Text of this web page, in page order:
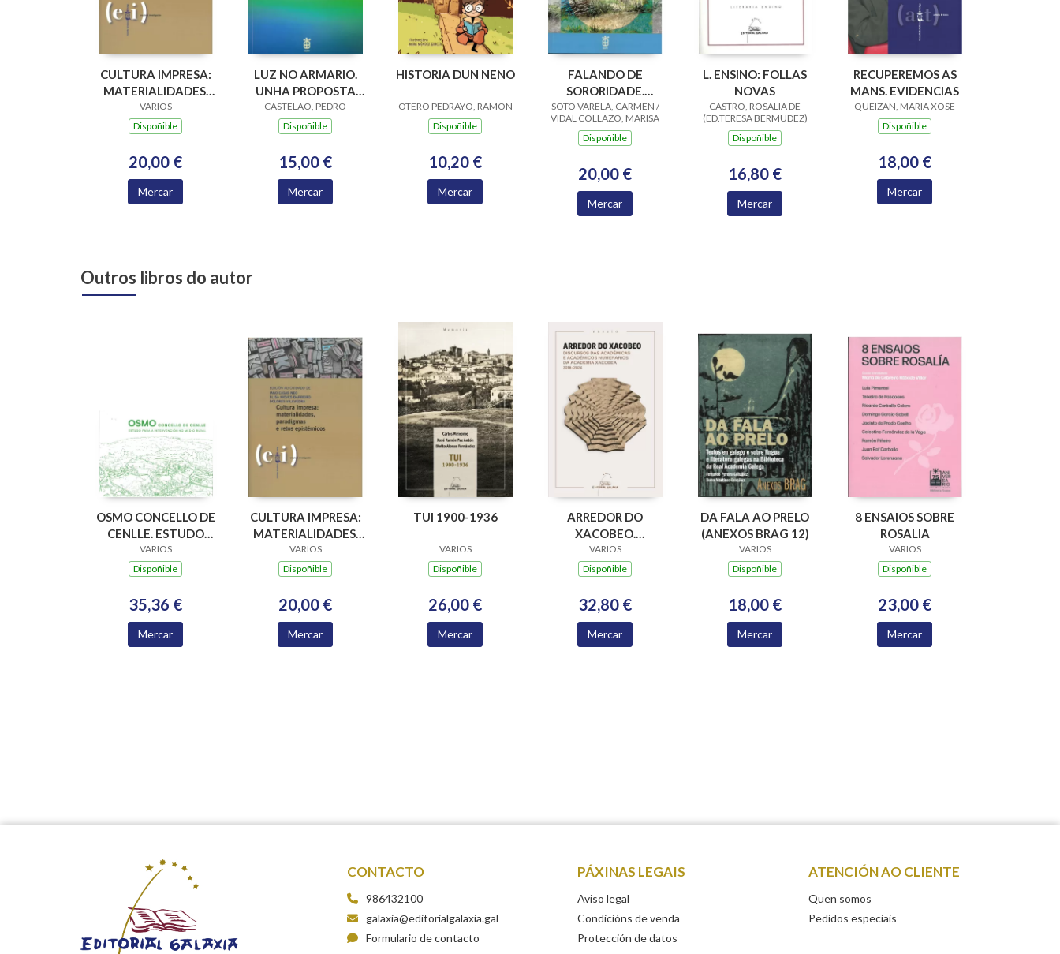
CULTURA IMPRESA:
MATERIALIDADES,
PARADIGMAS E
RETOS EPISTÉMICOS
VARIOS
Dispoñible
20,00 €
Mercar
LUZ NO ARMARIO.
UNHA PROPOSTA
PARA SUPERAR A
HOMOFOBIA E A
IGREXA
CASTELAO, PEDRO
Dispoñible
15,00 €
Mercar
HISTORIA DUN NENO
OTERO PEDRAYO, RAMON
Dispoñible
10,20 €
Mercar
FALANDO DE
SORORIDADE.
ENCONTRO CON
PILAR WIRTZ
MOLEZUN
SOTO VARELA, CARMEN /
VIDAL COLLAZO, MARISA
Dispoñible
20,00 €
Mercar
L. ENSINO: FOLLAS
NOVAS
CASTRO, ROSALIA DE
(ED.TERESA BERMUDEZ)
Dispoñible
16,80 €
Mercar
RECUPEREMOS AS
MANS. EVIDENCIAS
QUEIZAN, MARIA XOSE
Dispoñible
18,00 €
Mercar
Outros libros do autor
OSMO CONCELLO DE
CENLLE. ESTUDO
PARA A
INTERVENCION NO
VARIOS
Dispoñible
35,36 €
Mercar
CULTURA IMPRESA:
MATERIALIDADES,
PARADIGMAS E
RETOS EPISTÉMICOS
VARIOS
Dispoñible
20,00 €
Mercar
TUI 1900-1936
VARIOS
Dispoñible
26,00 €
Mercar
ARREDOR DO
XACOBEO.
DISCURSO DAS
ACADEMICAS E
NUMERARIOS DA
ACADEMIA
XACOBEA 2016-
2024
VARIOS
Dispoñible
32,80 €
Mercar
DA FALA AO PRELO
(ANEXOS BRAG 12)
VARIOS
Dispoñible
18,00 €
Mercar
8 ENSAIOS SOBRE
ROSALIA
VARIOS
Dispoñible
23,00 €
Mercar
CONTACTO
986432100
galaxia@editorialgalaxia.gal
Formulario de contacto
PÁXINAS LEGAIS
Aviso legal
Condicións de venda
Protección de datos
ATENCIÓN AO CLIENTE
Quen somos
Pedidos especiais